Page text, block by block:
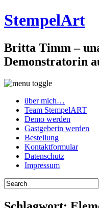
StempelArt
Britta Timm –
Demonstratorin
über mich…
Team StempelART
Demo werden
Gastgeberin werden
Bestellung
Kontaktformular
Datenschutz
Impressum